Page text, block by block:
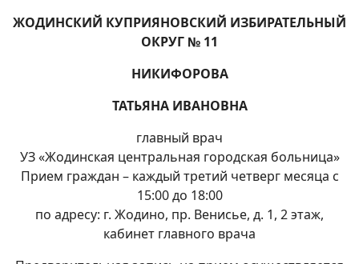
ЖОДИНСКИЙ КУПРИЯНОВСКИЙ ИЗБИРАТЕЛЬНЫЙ
ОКРУГ № 11
НИКИФОРОВА
ТАТЬЯНА ИВАНОВНА
главный врач
УЗ «Жодинская центральная городская больница»
Прием граждан – каждый третий четверг месяца с
15:00 до 18:00
по адресу: г. Жодино, пр. Венисье, д. 1, 2 этаж,
кабинет главного врача